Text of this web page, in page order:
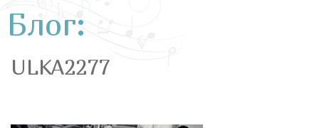
Блог:
ULKA2277